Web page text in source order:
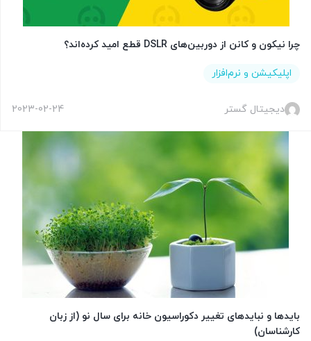
چرا نیکون و کانن از دوربین‌های DSLR قطع امید کرده‌اند؟
اپلیکیشن و نرم‌افزار
دیجیتال گستر 2023-02-24
بایدها و نبایدهای تغییر دکوراسیون خانه برای سال نو (از زبان
کارشناسان)